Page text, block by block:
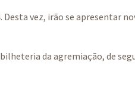
vez, irão se apresentar
da agremiação, de